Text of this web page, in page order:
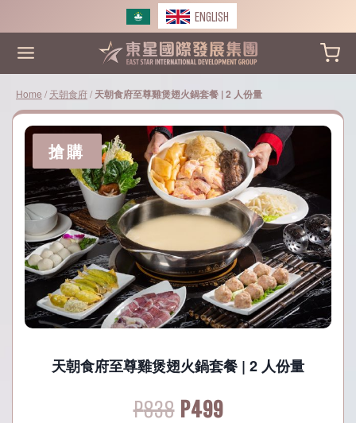
to
content
ENGLISH
Home / 天朝食府/ 天朝食府至尊雞煲翅火鍋套餐 | 2 人份量
搶購
天朝食府至尊雞煲翅火鍋套餐 | 2 人份量
P838 Original
P499Current